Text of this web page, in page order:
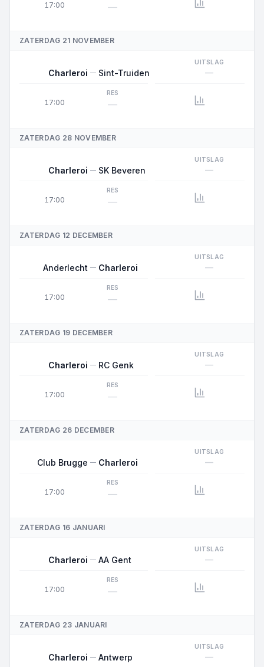
17:00 —
ZATERDAG 21 NOVEMBER
17:00
Charleroi Sint-Truiden
UITSLAG
—
RES
—
ZATERDAG 28 NOVEMBER
17:00
Charleroi SK Beveren
UITSLAG
—
RES
—
ZATERDAG 12 DECEMBER
17:00
Anderlecht Charleroi
UITSLAG
—
RES
—
ZATERDAG 19 DECEMBER
17:00
Charleroi RC Genk
UITSLAG
—
RES
—
ZATERDAG 26 DECEMBER
17:00
Club Brugge Charleroi
UITSLAG
—
RES
—
ZATERDAG 16 JANUARI
17:00
Charleroi AA Gent
UITSLAG
—
RES
—
ZATERDAG 23 JANUARI
Charleroi Antwerp
UITSLAG
—